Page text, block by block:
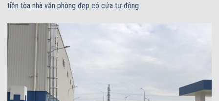
tiền tòa nhà văn phòng đẹp có cửa tự động